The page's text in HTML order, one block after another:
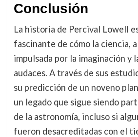
Conclusión
La historia de Percival Lowell
fascinante de cómo la ciencia,
impulsada por la imaginación y
audaces. A través de sus
su predicción de un noveno
un legado que sigue siendo
de la astronomía, incluso si
fueron desacreditadas con el